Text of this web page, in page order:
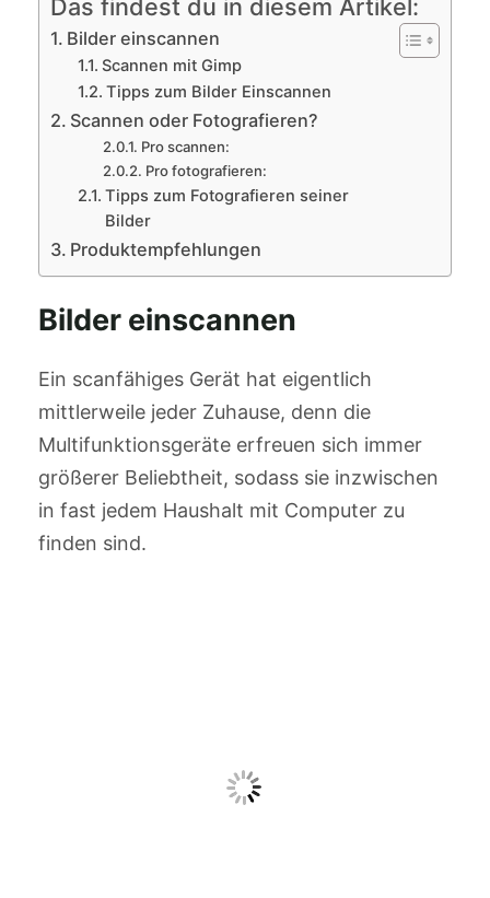
Das findest du in diesem Artikel:
Bilder einscannen
Scannen mit Gimp
Tipps zum Bilder Einscannen
Scannen oder Fotografieren?
Pro scannen:
Pro fotografieren:
Tipps zum Fotografieren seiner
Bilder
Produktempfehlungen
Bilder einscannen
Ein scanfähiges Gerät hat eigentlich
mittlerweile jeder Zuhause, denn die
Multifunktionsgeräte erfreuen sich immer
größerer Beliebtheit, sodass sie inzwischen
in fast jedem Haushalt mit Computer zu
finden sind.